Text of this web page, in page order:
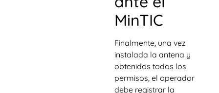
MinTIC
Finalmente, una vez
instalada la antena y
obtenidos todos los
permisos, el operador
debe registrar la